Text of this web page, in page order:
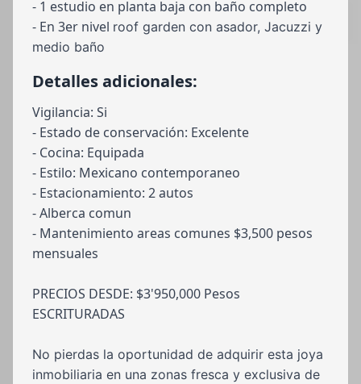
- 1 estudio en planta baja con baño completo
- En 3er nivel roof garden con asador, Jacuzzi y
medio baño
Detalles adicionales:
Vigilancia: Si
- Estado de conservación: Excelente
- Cocina: Equipada
- Estilo: Mexicano contemporaneo
- Estacionamiento: 2 autos
- Alberca comun
- Mantenimiento areas comunes $3,500 pesos
mensuales
PRECIOS DESDE: $3'950,000 Pesos
ESCRITURADAS
No pierdas la oportunidad de adquirir esta joya
inmobiliaria en una zonas fresca y exclusiva de